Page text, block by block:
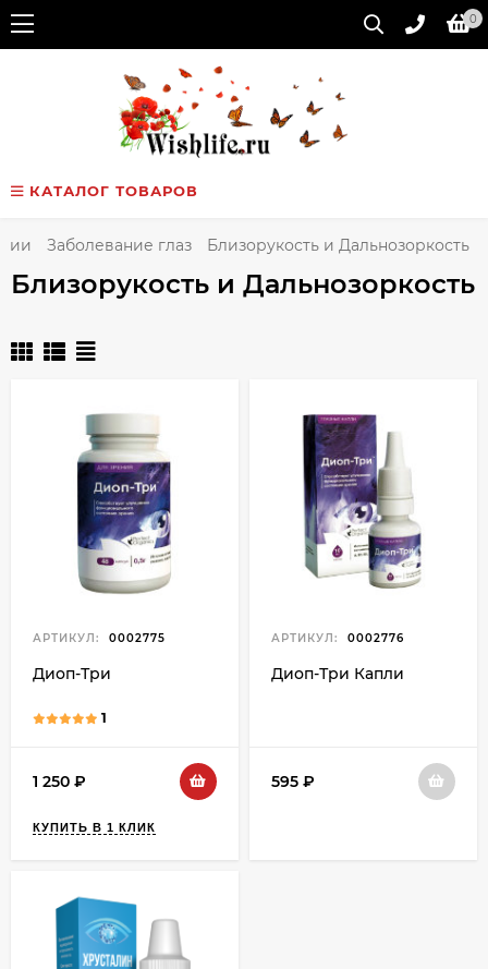
0
КАТАЛОГ ТОВАРОВ
Заболевание глаз Близорукость и Дальнозоркость
Близорукость и Дальнозоркость
АРТИКУЛ: 0002775
Диоп-Три
1
1 250 ₽
КУПИТЬ В 1 КЛИК
АРТИКУЛ: 0002776
Диоп-Три Капли
595 ₽